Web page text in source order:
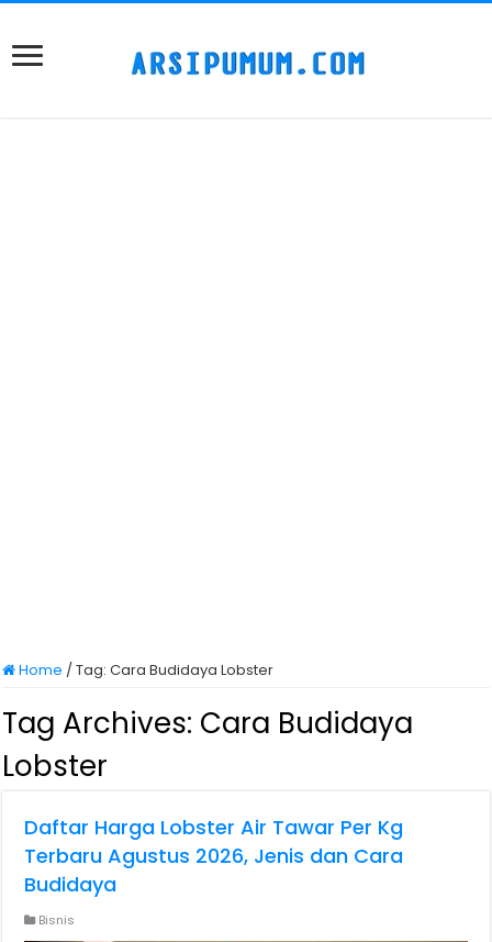
Home /Tag:Cara Budidaya Lobster
Tag Archives: Cara Budidaya
Lobster
Daftar Harga Lobster Air Tawar Per Kg
Terbaru Agustus 2026, Jenis dan Cara
Budidaya
Bisnis